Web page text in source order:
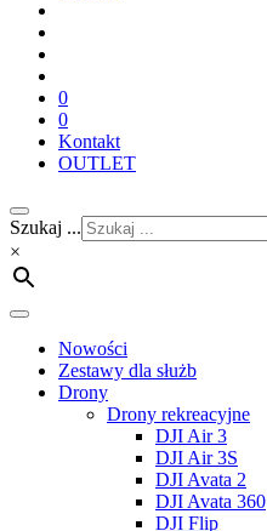
0
0
Kontakt
OUTLET
Szukaj ...
×
Nowości
Zestawy dla służb
Drony
Drony rekreacyjne
DJI Air 3
DJI Air 3S
DJI Avata 2
DJI Avata 360
DJI Flip